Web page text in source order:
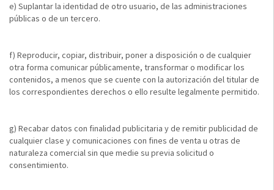
e) Suplantar la identidad de otro usuario, de las administraciones
públicas o de un tercero.
f) Reproducir, copiar, distribuir, poner a disposición o de cualquier
otra forma comunicar públicamente, transformar o modificar los
contenidos, a menos que se cuente con la autorización del titular de
los correspondientes derechos o ello resulte legalmente permitido.
g) Recabar datos con finalidad publicitaria y de remitir publicidad de
cualquier clase y comunicaciones con fines de venta u otras de
naturaleza comercial sin que medie su previa solicitud o
consentimiento.